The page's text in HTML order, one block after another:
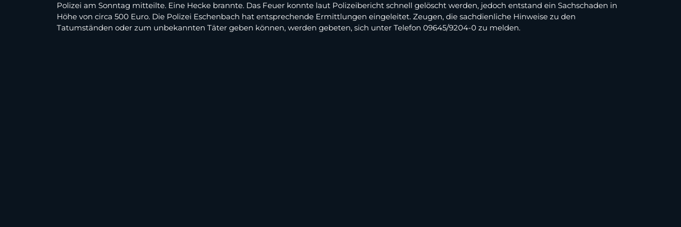
Polizei am Sonntag mitteilte. Eine Hecke brannte. Das Feuer konnte laut Polizeibericht schnell gelöscht werden, jedoch entstand ein Sachschaden in
Höhe von circa 500 Euro. Die Polizei Eschenbach hat entsprechende Ermittlungen eingeleitet. Zeugen, die sachdienliche Hinweise zu den
Tatumständen oder zum unbekannten Täter geben können, werden gebeten, sich unter Telefon 09645/9204-0 zu melden.